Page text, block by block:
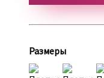
Размеры